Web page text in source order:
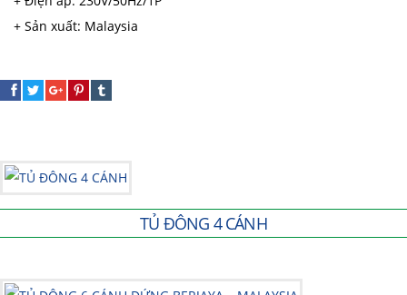
+ Sản xuất: Malaysia
TỦ ĐÔNG 4 CÁNH